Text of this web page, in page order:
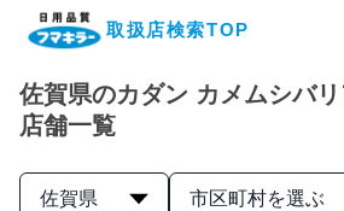
取扱店検索TOP
企業・IR情報サイト
製品情報サイト
佐賀県のカダン カメムシバ
店舗一覧
佐賀県 市区町村を選ぶ